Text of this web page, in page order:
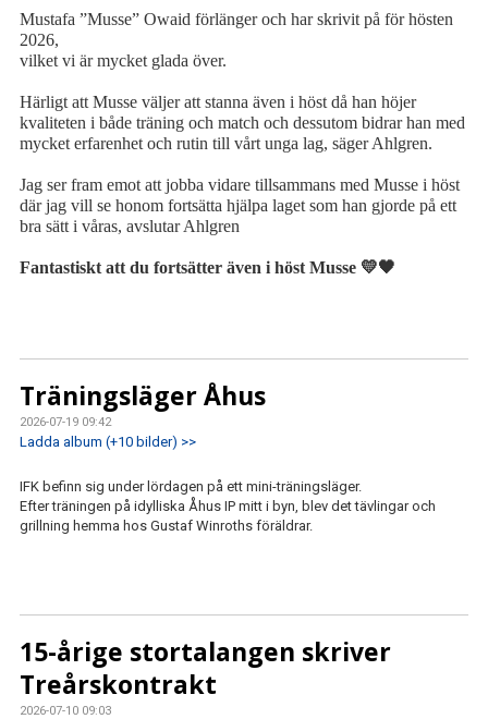
Mustafa ”Musse” Owaid förlänger och har skrivit på för hösten
2026,
vilket vi är mycket glada över.
Härligt att Musse väljer att stanna även i höst då han höjer
kvaliteten i både träning och match och dessutom bidrar han med
mycket erfarenhet och rutin till vårt unga lag, säger Ahlgren.
Jag ser fram emot att jobba vidare tillsammans med Musse i höst
där jag vill se honom fortsätta hjälpa laget som han gjorde på ett
bra sätt i våras, avslutar Ahlgren
Fantastiskt att du fortsätter även i höst Musse 💛🖤
Träningsläger Åhus
2026-07-19 09:42
Ladda album (+10 bilder) >>
IFK befinn sig under lördagen på ett mini-träningsläger.
Efter träningen på idylliska Åhus IP mitt i byn, blev det tävlingar och
grillning hemma hos Gustaf Winroths föräldrar.
15-årige stortalangen skriver
Treårskontrakt
2026-07-10 09:03